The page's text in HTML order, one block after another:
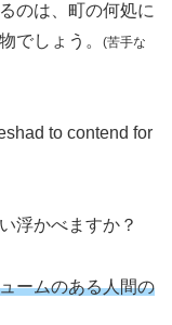
のは、町の何処に
でしょう。
(苦手な
浮かべますか？
ームのある人間の